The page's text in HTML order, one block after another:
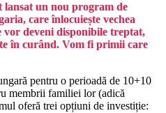
un nou program de
care înlocuiește vechea
vor deveni disponibile treptat,
în curând. Vom fi primii care
pentru o perioadă de 10+10
membrii familiei lor (adică
oferă trei opțiuni de investiție: